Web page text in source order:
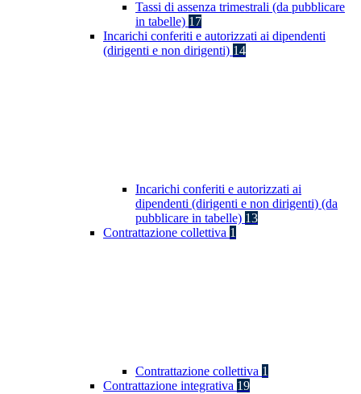
Tassi di assenza trimestrali (da pubblicare
in tabelle) 17
Incarichi conferiti e autorizzati ai dipendenti
(dirigenti e non dirigenti) 14
Incarichi conferiti e autorizzati ai
dipendenti (dirigenti e non dirigenti) (da
pubblicare in tabelle) 13
Contrattazione collettiva 1
Contrattazione collettiva 1
Contrattazione integrativa 19